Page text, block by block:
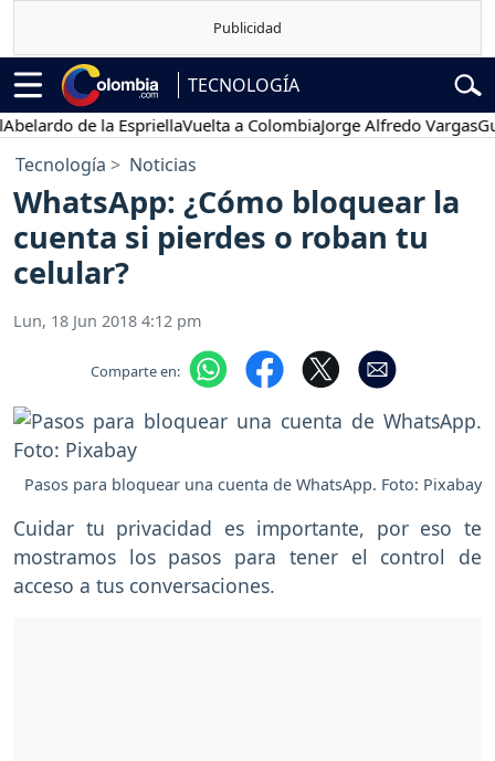
TECNOLOGÍA
de la EspriellaVuelta a ColombiaJorge Alfredo Vargas
Tecnología Noticias
WhatsApp: ¿Cómo bloquear la
cuenta si pierdes o roban tu
celular?
Lun, 18 Jun 2018 4:12 pm
Comparte en:
Pasos para bloquear una cuenta de WhatsApp. Foto: Pixabay
Cuidar tu privacidad es importante, por eso te
mostramos los pasos para tener el control de
acceso a tus conversaciones.